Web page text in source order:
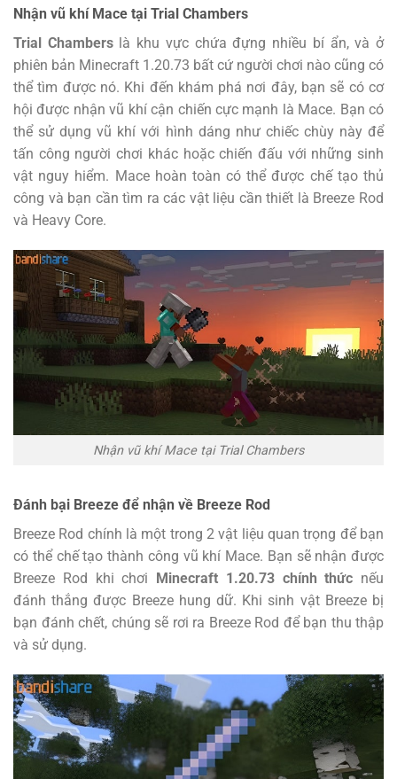
Nhận vũ khí Mace tại Trial Chambers
Trial Chamberslà khu vực chứa đựng nhiều bí ẩn, và ở
phiên bản Minecraft 1.20.73 bất cứ người chơi nào cũng có
thể tìm được nó. Khi đến khám phá nơi đây, bạn sẽ có cơ
hội được nhận vũ khí cận chiến cực mạnh là Mace. Bạn có
thể sử dụng vũ khí với hình dáng như chiếc chùy này để
tấn công người chơi khác hoặc chiến đấu với những sinh
vật nguy hiểm. Mace hoàn toàn có thể được chế tạo thủ
công và bạn cần tìm ra các vật liệu cần thiết là Breeze Rod
và Heavy Core.
Nhận vũ khí Mace tại Trial Chambers
Đánh bại Breeze để nhận về Breeze Rod
Breeze Rod chính là một trong 2 vật liệu quan trọng để bạn
có thể chế tạo thành công vũ khí Mace. Bạn sẽ nhận được
Breeze Rod khi chơi
Minecraft 1.20.73 chính thức nếu
đánh thắng được Breeze hung dữ. Khi sinh vật Breeze bị
bạn đánh chết, chúng sẽ rơi ra Breeze Rod để bạn thu thập
và sử dụng.